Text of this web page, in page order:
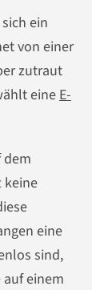
ein
von einer
zutraut
eineE-
dem
keine
eine
sind,
einem